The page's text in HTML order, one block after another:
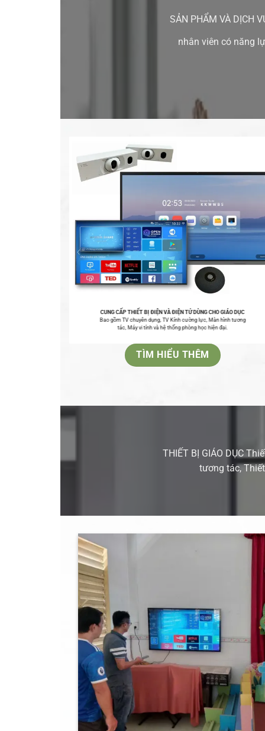
SẢN PHẨM VÀ DỊCH
nhân viên có năng
CUNG CẤP THIẾT BỊ ĐIỆN VÀ ĐIỆN TỬ DÙNG CHO GIÁO DỤC
Bao gồm TV chuyên dụng, TV Kính cường lực, Màn hình tương
tác, Máy vi tính và hệ thống phòng học hiện đại.
TÌM HIỂU THÊM
THIẾT BỊ GIÁO DỤC
tương tác,